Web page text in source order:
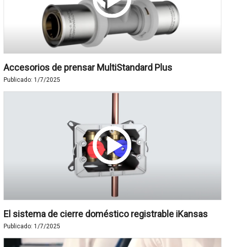
Accesorios de prensar MultiStandard Plus
Publicado: 1/7/2025
El sistema de cierre doméstico registrable iKansas
Publicado: 1/7/2025